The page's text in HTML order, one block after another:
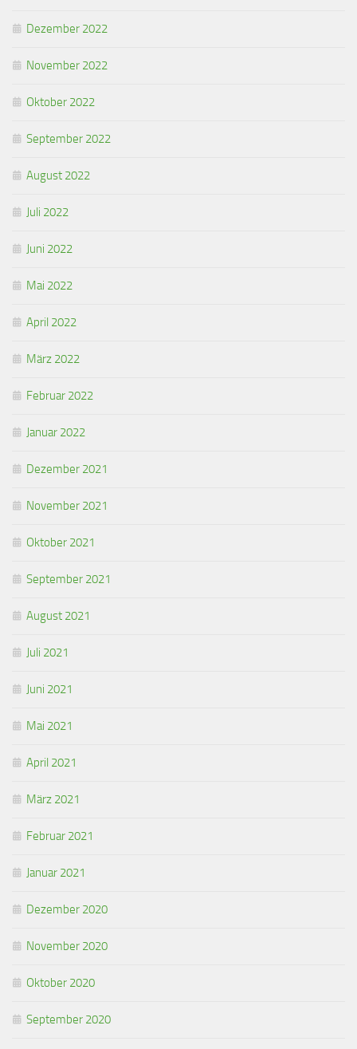
Dezember 2022
November 2022
Oktober 2022
September 2022
August 2022
Juli 2022
Juni 2022
Mai 2022
April 2022
März 2022
Februar 2022
Januar 2022
Dezember 2021
November 2021
Oktober 2021
September 2021
August 2021
Juli 2021
Juni 2021
Mai 2021
April 2021
März 2021
Februar 2021
Januar 2021
Dezember 2020
November 2020
Oktober 2020
September 2020